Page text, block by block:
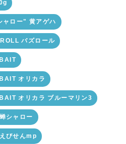
ロー" 黄アゲハ
バズロール
オリカラ
オリカラ ブルーマリン3
シャロー
びせんmp